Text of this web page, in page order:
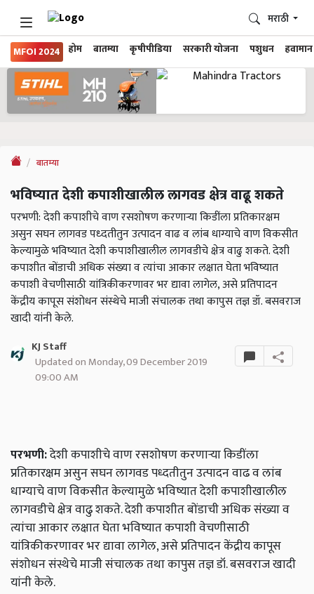
MFOI 2024 होम बातम्या कृषीपीडिया सरकारी योजना पशुधन हवामान
मराठी
बातम्या
भविष्‍यात देशी कपाशीखालील लागवड क्षेत्र वाढू शकते
परभणी: देशी कपाशीचे वाण रसशोषण करणाऱ्या किडींला प्रतिकारक्षम
असुन सघन लागवड पध्दतीतुन उत्पादन वाढ व लांब धाग्याचे वाण विकसीत
केल्यामुळे भविष्यात देशी कपाशीखालील लागवडीचे क्षेत्र वाढु शकते. देशी
कपाशीत बोंडाची अधिक संख्या व त्यांचा आकार लक्षात घेता भविष्यात
कपाशी वेचणीसाठी यांत्रिकीकरणावर भर द्यावा लागेल, असे प्रतिपादन
केंद्रीय कापूस संशोधन संस्थेचे माजी संचालक तथा कापुस तज्ञ डॉ. बसवराज
खादी यांनी केले.
KJ Staff
Updated on Monday, 09 December 2019
09:00 AM
परभणी:देशी कपाशीचे वाण रसशोषण करणाऱ्या किडींला
प्रतिकारक्षम असुन सघन लागवड पध्दतीतुन उत्पादन वाढ व लांब
धाग्याचे वाण विकसीत केल्यामुळे भविष्यात देशी कपाशीखालील
लागवडीचे क्षेत्र वाढु शकते. देशी कपाशीत बोंडाची अधिक संख्या व
त्यांचा आकार लक्षात घेता भविष्यात कपाशी वेचणीसाठी
यांत्रिकीकरणावर भर द्यावा लागेल, असे प्रतिपादन केंद्रीय कापूस
संशोधन संस्थेचे माजी संचालक तथा कापुस तज्ञ डॉ. बसवराज खादी
यांनी केले.